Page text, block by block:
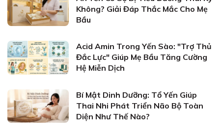
Không? Giải Đáp Thắc Mắc Cho Mẹ
Bầu
Acid Amin Trong Yến Sào: "Trợ Thủ
Đắc Lực" Giúp Mẹ Bầu Tăng Cường
Hệ Miễn Dịch
Bí Mật Dinh Dưỡng: Tổ Yến Giúp
Thai Nhi Phát Triển Não Bộ Toàn
Diện Như Thế Nào?